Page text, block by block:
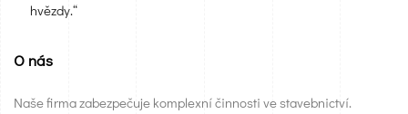
hvězdy.“
O nás
Naše firma zabezpečuje komplexní činnosti ve stavebnictví.